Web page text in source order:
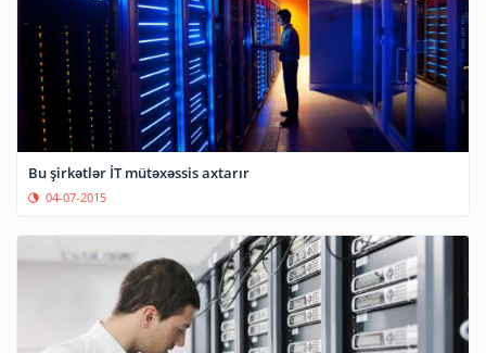
Bu şirkətlər İT mütəxəssis axtarır
04-07-2015